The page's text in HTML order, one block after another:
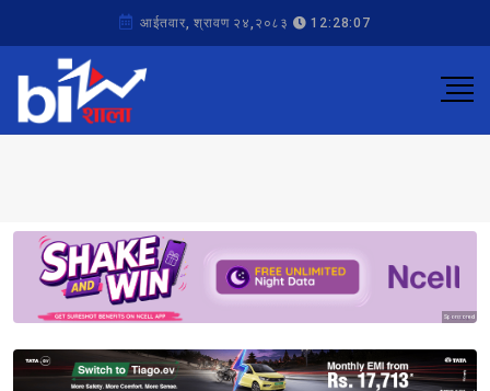
आईतवार, श्रावण २४,२०८३ 12:28:07
Sponsored